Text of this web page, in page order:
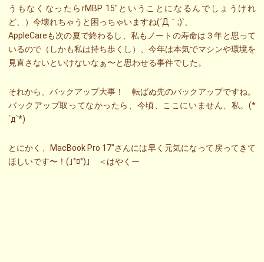
うもなくなったらrMBP 15″ということになるんでしょうけれ
ど、）今壊れちゃうと困っちゃいますね(´Д｀;)`、
AppleCareも次の夏で終わるし、私もノートの寿命は３年と思って
いるので（しかも私は持ち歩くし）、今年は本気でマシンや環境を
見直さないといけないなぁ〜と思わせる事件でした。
それから、バックアップ大事！ 転ばぬ先のバックアップですね。
バックアップ取ってなかったら、今頃、ここにいません、私。(*
´д`*)
とにかく、MacBook Pro 17″さんには早く元気になって戻ってきて
ほしいです〜！(｣°ﾛ°)｣ ＜はやくー